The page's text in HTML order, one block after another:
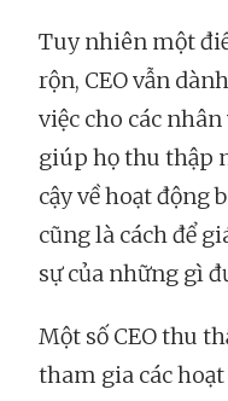
Tuy nhiên một
rộn, CEO vẫn
việc cho các
giúp họ thu thập
cậy về hoạt động
cũng là cách để
sự của những gì
Một số CEO thu
tham gia các